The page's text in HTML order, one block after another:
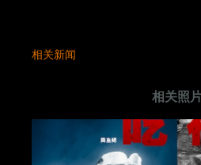
相关新闻
相关照